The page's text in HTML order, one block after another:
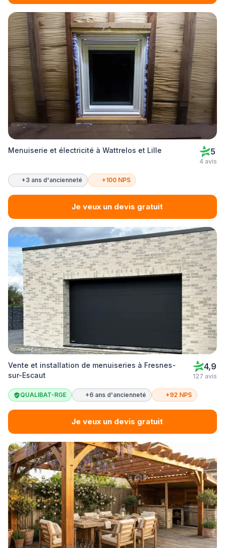
Menuiserie et électricité à Wattrelos et Lille 5
4 avis
+3 ans d'ancienneté +100 NPS
Je veux un devis gratuit
Vente et installation de menuiseries à Fresnes-
sur-Escaut
4,9
127 avis
QUALIBAT-RGE +6 ans d'ancienneté +92 NPS
Je veux un devis gratuit